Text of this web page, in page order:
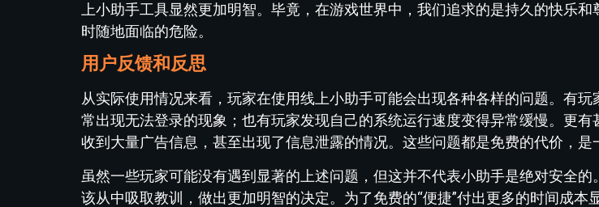
上小助手工具显然更加明智。毕竟，在游戏世界中，我们追求的是持久的快乐
时随地面临的危险。
用户反馈和反思
从实际使用情况来看，玩家在使用线上小助手可能会出现各种各样的问题。有
常出现无法登录的现象；也有玩家发现自己的系统运行速度变得异常缓慢。更
收到大量广告信息，甚至出现了信息泄露的情况。这些问题都是免费的代价，是
虽然一些玩家可能没有遇到显著的上述问题，但这并不代表小助手是绝对安全
该从中吸取教训，做出更加明智的决定。为了免费的“便捷”付出更多的时间成本